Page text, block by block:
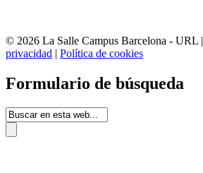
© 2026 La Salle Campus Barcelona - URL |
privacidad | Política de cookies
Formulario de búsqueda